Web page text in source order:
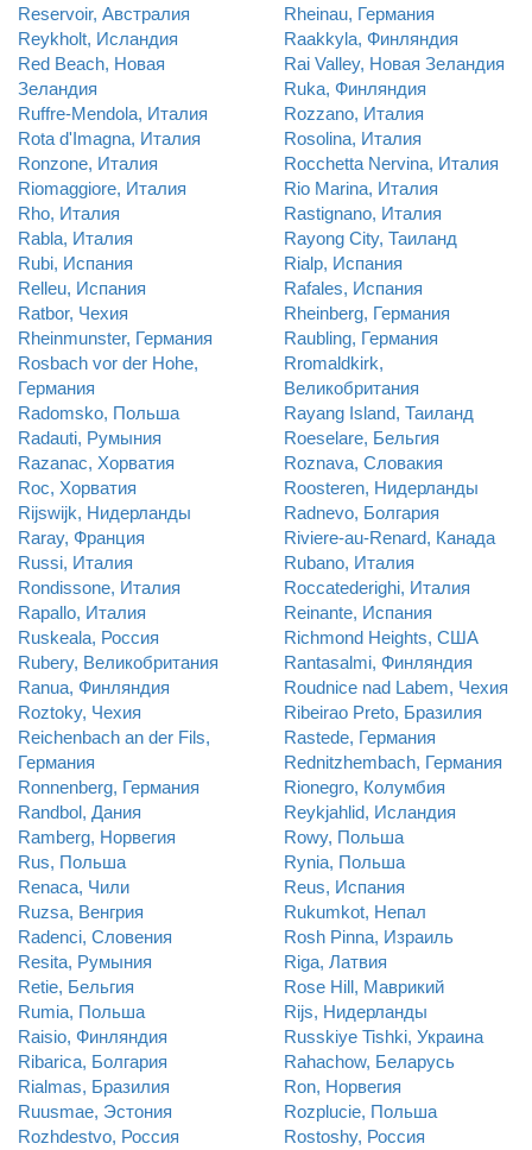
Reservoir, Австралия
Rheinau, Германия
Reykholt, Исландия
Raakkyla, Финляндия
Red Beach, Новая
Зеландия
Rai Valley, Новая Зеландия
Ruka, Финляндия
Ruffre-Mendola, Италия
Rozzano, Италия
Rota d'Imagna, Италия
Rosolina, Италия
Ronzone, Италия
Rocchetta Nervina, Италия
Riomaggiore, Италия
Rio Marina, Италия
Rho, Италия
Rastignano, Италия
Rabla, Италия
Rayong City, Таиланд
Rubi, Испания
Rialp, Испания
Relleu, Испания
Rafales, Испания
Ratbor, Чехия
Rheinberg, Германия
Rheinmunster, Германия
Raubling, Германия
Rosbach vor der Hohe,
Германия
Rromaldkirk,
Великобритания
Radomsko, Польша
Rayang Island, Таиланд
Radauti, Румыния
Roeselare, Бельгия
Razanac, Хорватия
Roznava, Словакия
Roc, Хорватия
Roosteren, Нидерланды
Rijswijk, Нидерланды
Radnevo, Болгария
Raray, Франция
Riviere-au-Renard, Канада
Russi, Италия
Rubano, Италия
Rondissone, Италия
Roccatederighi, Италия
Rapallo, Италия
Reinante, Испания
Ruskeala, Россия
Richmond Heights, США
Rubery, Великобритания
Rantasalmi, Финляндия
Ranua, Финляндия
Roudnice nad Labem, Чехия
Roztoky, Чехия
Ribeirao Preto, Бразилия
Reichenbach an der Fils,
Германия
Rastede, Германия
Rednitzhembach, Германия
Ronnenberg, Германия
Rionegro, Колумбия
Randbol, Дания
Reykjahlid, Исландия
Ramberg, Норвегия
Rowy, Польша
Rus, Польша
Rynia, Польша
Renaca, Чили
Reus, Испания
Ruzsa, Венгрия
Rukumkot, Непал
Radenci, Словения
Rosh Pinna, Израиль
Resita, Румыния
Riga, Латвия
Retie, Бельгия
Rose Hill, Маврикий
Rumia, Польша
Rijs, Нидерланды
Raisio, Финляндия
Russkiye Tishki, Украина
Ribarica, Болгария
Rahachow, Беларусь
Rialmas, Бразилия
Ron, Норвегия
Ruusmae, Эстония
Rozplucie, Польша
Rozhdestvo, Россия
Rostoshy, Россия